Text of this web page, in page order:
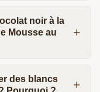
noir à la
Mousse au
des blancs